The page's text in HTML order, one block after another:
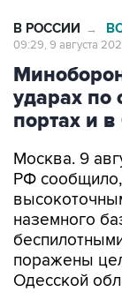
В РОССИИ →
09:29, 9 августа
ударах по
портах и
Москва. 9
РФ сообщило,
наземного
поражены
Одесской